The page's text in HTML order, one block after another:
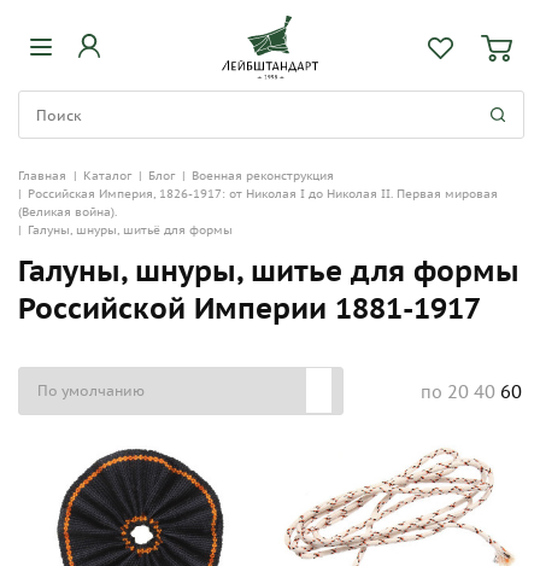
Главная | Каталог | Блог | Военная реконструкция
| Российская Империя, 1826-1917: от Николая I до Николая II. Первая мировая
(Великая война).
| Галуны, шнуры, шитьё для формы
Галуны, шнуры, шитье для формы
Российской Империи 1881-1917
по 20 40 60